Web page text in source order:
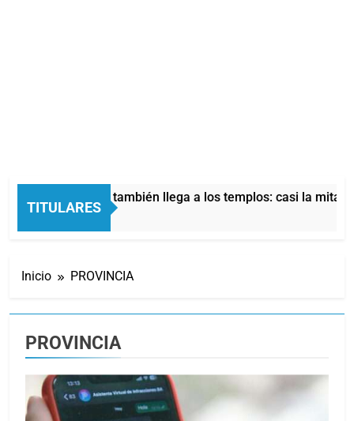
TITULARES
económica también llega a los templos: casi la mitad de
Inicio PROVINCIA
PROVINCIA